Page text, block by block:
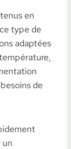
en
type de
adaptées
de
un